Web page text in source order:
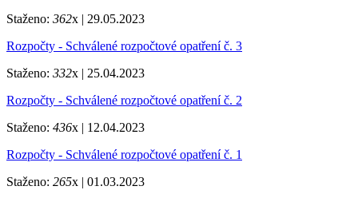
Staženo: 362x | 29.05.2023
Rozpočty - Schválené rozpočtové opatření č. 3
Staženo: 332x | 25.04.2023
Rozpočty - Schválené rozpočtové opatření č. 2
Staženo: 436x | 12.04.2023
Rozpočty - Schválené rozpočtové opatření č. 1
Staženo: 265x | 01.03.2023